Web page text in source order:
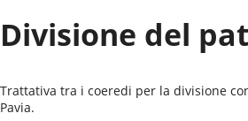
Divisione del
Trattativa tra i coeredi per la divisione
Pavia.